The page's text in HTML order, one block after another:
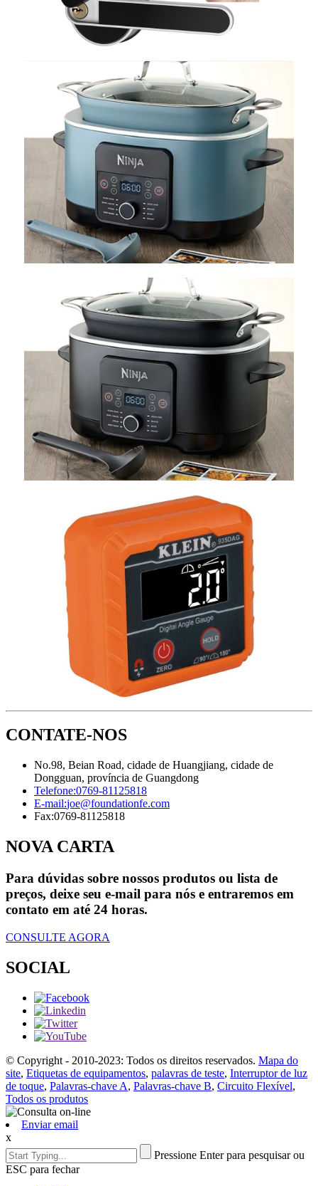
CONTATE-NOS
No.98, Beian Road, cidade de Huangjiang, cidade de
Dongguan, província de Guangdong
Telefone:0769-81125818
E-mail:joe@foundationfe.com
Fax:0769-81125818
NOVA CARTA
Para dúvidas sobre nossos produtos ou lista de
preços, deixe seu e-mail para nós e entraremos em
contato em até 24 horas.
CONSULTE AGORA
SOCIAL
© Copyright - 2010-2023: Todos os direitos reservados. Mapa do
site, Etiquetas de equipamentos, palavras de teste, Interruptor de luz
de toque, Palavras-chave A, Palavras-chave B, Circuito Flexível,
Todos os produtos
Enviar email
x
Pressione Enter para pesquisar ou
ESC para fechar